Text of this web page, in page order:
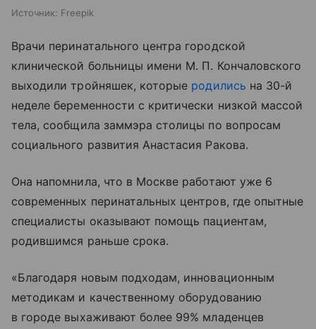
Источник: Freepik
Врачи перинатального центра городской
клинической больницы имени М. П. Кончаловского
выходили тройняшек, которые родились на 30-й
неделе беременности с критически низкой массой
тела, сообщила заммэра столицы по вопросам
социального развития Анастасия Ракова.
Она напомнила, что в Москве работают уже 6
современных перинатальных центров, где опытные
специалисты оказывают помощь пациентам,
родившимся раньше срока.
«Благодаря новым подходам, инновационным
методикам и качественному оборудованию
в городе выхаживают более 99% младенцев